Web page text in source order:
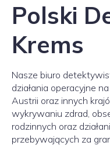
Polski
Krems
Nasze biuro
działania operacyjne
Austrii oraz innych
wykrywaniu zdrad,
rodzinnych oraz
przebywających za